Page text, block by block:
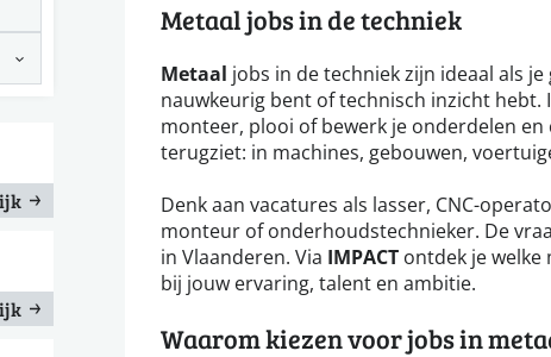
Metaal jobs in de techniek
Metaal jobs in de techniek zijn ideaal als
nauwkeurig bent of technisch inzicht hebt.
monteer, plooi of bewerk je onderdelen
terugziet: in machines, gebouwen,
Denk aan vacatures als lasser, CNC-
monteur of onderhoudstechnieker. De
in Vlaanderen. Via IMPACT ontdek je welke
bij jouw ervaring, talent en ambitie.
Waarom kiezen voor jobs in